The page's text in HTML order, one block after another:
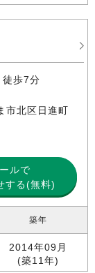
徒歩7分
市北区日進町
ルで
する(無料)
築年
2014年09月
(築11年)